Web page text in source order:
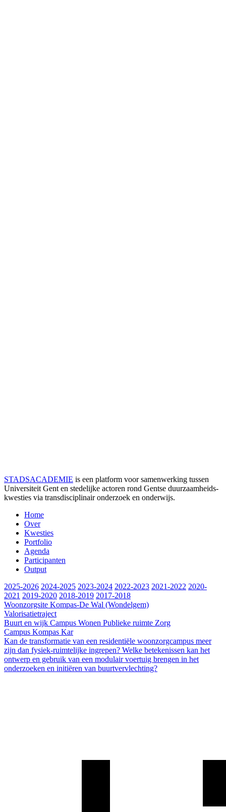
STADSACADEMIE is een platform voor samenwerking tussen
Universiteit Gent en stedelijke actoren rond Gentse duurzaamheids­
kwesties via transdisciplinair onderzoek en onderwijs.
Home
Over
Kwesties
Portfolio
Agenda
Participanten
Output
2025-2026 2024-2025 2023-2024 2022-2023 2021-2022 2020-
2021 2019-2020 2018-2019 2017-2018
Woonzorgsite Kompas-De Wal (Wondelgem)
Valorisatietraject
Buurt en wijk Campus Wonen Publieke ruimte Zorg
Campus Kompas Kar
Kan de transformatie van een residentiële woonzorgcampus meer
zijn dan fysiek-ruimtelijke ingrepen? Welke betekenissen kan het
ontwerp en gebruik van een modulair voertuig brengen in het
onderzoeken en initiëren van buurtvervlechting?